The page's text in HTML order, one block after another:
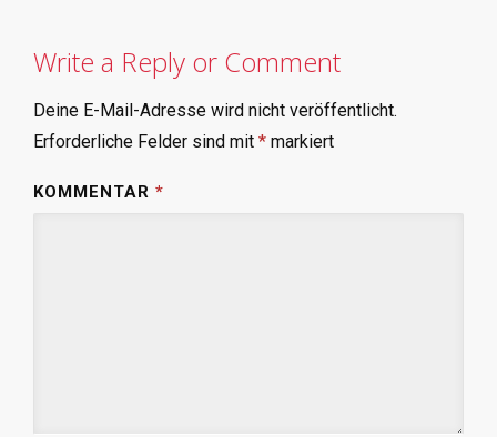
Write a Reply or Comment
Deine E-Mail-Adresse wird nicht veröffentlicht.
Erforderliche Felder sind mit * markiert
KOMMENTAR *